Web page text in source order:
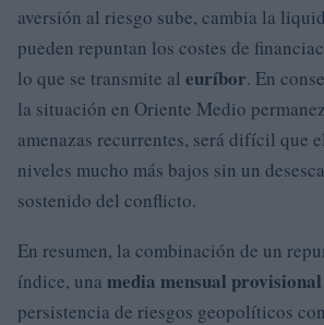
aversión al riesgo sube, cambia la
pueden repuntan los costes de
lo que se transmite al euríbor. En
la situación en Oriente Medio
amenazas recurrentes, será difícil que
niveles mucho más bajos sin un
sostenido del conflicto.
En resumen, la combinación de un
índice, una media mensual provisional
persistencia de riesgos geopolíticos